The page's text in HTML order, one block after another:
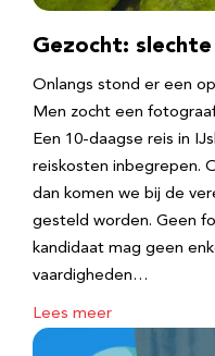
Gezocht:
Onlangs stond er een
Men zocht een
Een 10-daagse reis in
reiskosten inbegrepen.
dan komen we bij de
gesteld worden. Geen
kandidaat mag geen
vaardigheden…
Lees meer